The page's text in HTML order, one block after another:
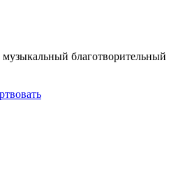
благотворительный